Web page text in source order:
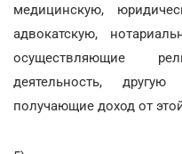
медицинскую,
адвокатскую,
осуществляющие
деятельность,
получающие доход от